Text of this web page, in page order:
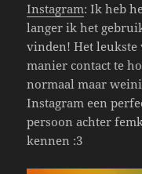
Instagram: Ik heb
langer ik het
vinden! Het
manier contact te
normaal maar
Instagram een
persoon achter
kennen :3